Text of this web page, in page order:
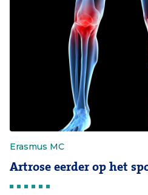
Erasmus MC
Artrose eerder op het